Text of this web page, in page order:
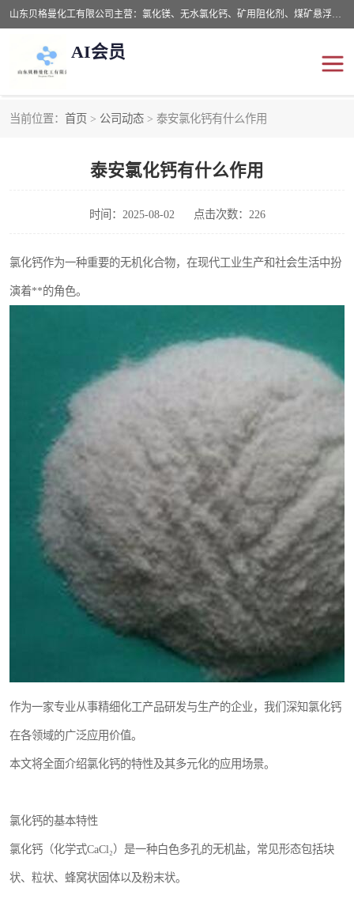
山东贝格曼化工有限公司主营：氯化镁、无水氯化钙、矿用阻化剂、煤矿悬浮剂、道路抑尘剂、氢氧化镁，防灭火剂等，公司位于山东省潍坊市滨海经济开发区,是专业从事对各种精细化工集研究、开发、制造于一体的现代化大型跨境化工企业，公司本着诚信经营、给每一位客户提供专业服务。
AI会员
当前位置： 首页 > 公司动态 > 泰安氯化钙有什么作用
泰安氯化钙有什么作用
时间：2025-08-02 点击次数：226
氯化钙作为一种重要的无机化合物，在现代工业生产和社会生活中扮
演着**的角色。
作为一家专业从事精细化工产品研发与生产的企业，我们深知氯化钙
在各领域的广泛应用价值。
本文将全面介绍氯化钙的特性及其多元化的应用场景。
氯化钙的基本特性
氯化钙（化学式CaCl₂）是一种白色多孔的无机盐，常见形态包括块
状、粒状、蜂窝状固体以及粉末状。
氯化钙
抑尘剂
氢氧化镁